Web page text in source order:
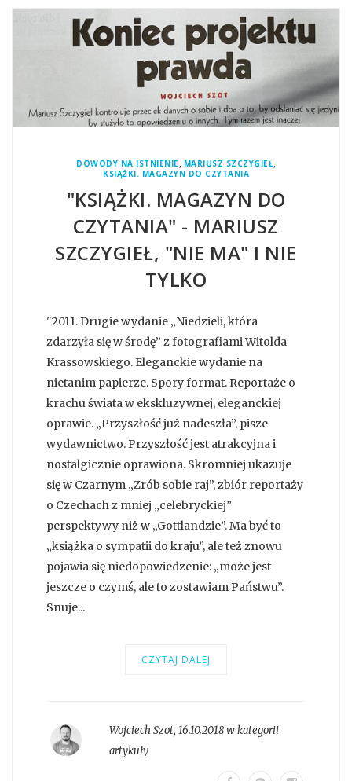
DOWODY NA ISTNIENIE, MARIUSZ SZCZYGIEŁ,
KSIĄŻKI. MAGAZYN DO CZYTANIA
"KSIĄŻKI. MAGAZYN DO
CZYTANIA" - MARIUSZ
SZCZYGIEŁ, "NIE MA" I NIE
TYLKO
"2011. Drugie wydanie „Niedzieli, która
zdarzyła się w środę” z fotografiami Witolda
Krassowskiego. Eleganckie wydanie na
nietanim papierze. Spory format. Reportaże o
krachu świata w ekskluzywnej, eleganckiej
oprawie. „Przyszłość już nadeszła”, pisze
wydawnictwo. Przyszłość jest atrakcyjna i
nostalgicznie oprawiona. Skromniej ukazuje
się w Czarnym „Zrób sobie raj”, zbiór reportaży
o Czechach z mniej „celebryckiej”
perspektywy niż w „Gottlandzie”. Ma być to
„książka o sympatii do kraju”, ale też znowu
pojawia się niedopowiedzenie: „może jest
jeszcze o czymś, ale to zostawiam Państwu”.
Snuje...
CZYTAJ DALEJ
Wojciech Szot, 16.10.2018 w kategorii
artykuły